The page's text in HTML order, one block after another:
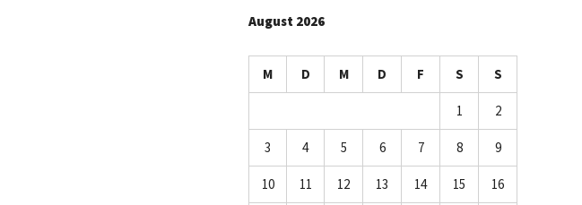
August 2026
M D M D F S S
1 2
3 4 5 6 7 8 9
10 11 12 13 14 15 16